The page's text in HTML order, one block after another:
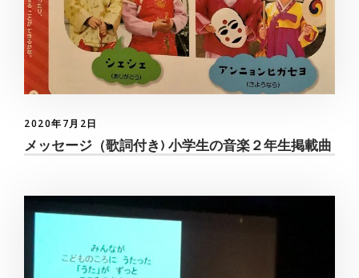
2020年7月2日
メッセージ（歌詞付き) 小学生の音楽２年生掲載曲